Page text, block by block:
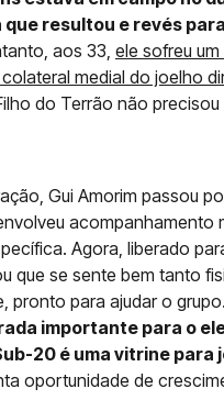
resultou e revés
aos 33, ele sofreu
medial do joelho
do Terrão não
Gui Amorim passou
acompanhamento
Agora, liberado
que se sente bem tanto
pronto para ajudar o grupo.
importante para o
20 é uma vitrine para
oportunidade de